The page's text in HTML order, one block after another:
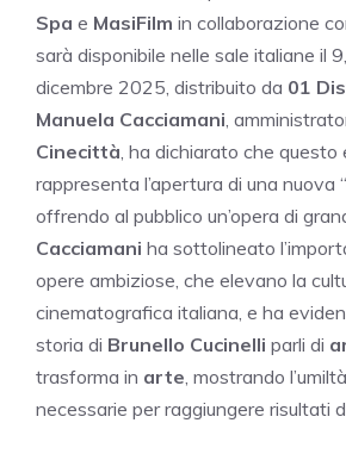
Spa e MasiFilm in collaborazione
sarà disponibile nelle sale italiane il
dicembre 2025, distribuito da 01
Manuela Cacciamani,
Cinecittà, ha dichiarato che questo
rappresenta l’apertura di una nuova
offrendo al pubblico un’opera di
Cacciamani ha sottolineato
opere ambiziose, che elevano la
cinematografica italiana, e ha
storia di Brunello Cucinelli parli di
trasforma in arte, mostrando
necessarie per raggiungere risultati